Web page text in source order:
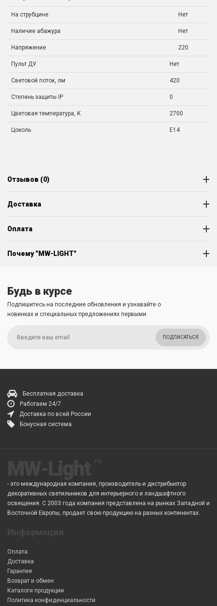
На струбцине Нет
Наличие абажура Нет
Напряжение 220
Пульт ДУ Нет
Световой поток, лм 420
Степень защиты IP 0
Цветовая температура, К 2700
Цоколь E14
Отзывов (0)
Доставка
Оплата
Почему "MW-LIGHT"
Будь в курсе
Подпишитесь на последние обновления и узнавайте о
новинках и специальных предложениях первыми
ПОДПИСАТЬСЯ
Бесплатная доставка
Работаем 24/7
Доставка по всей России
Бонусная система
- это международная компания, производитель и дистрибьютор
декоративных светильников для интерьерного и ландшафтного
освещения. С 2003 года компания представлена на рынках Западной и
Восточной Европы, продает свою продукцию на разных континентах.
Оплата
Доставка
Гарантия
Возврат и обмен
Каталоги продукции
Политика конфиденциальности